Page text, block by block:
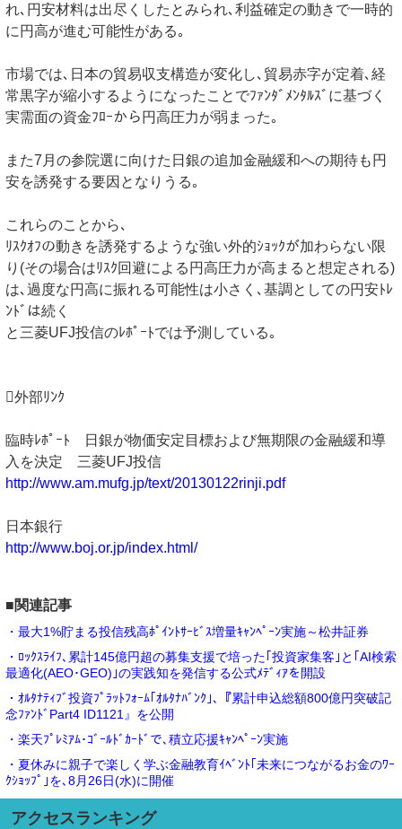
れ､円安材料は出尽くしたとみられ､利益確定の動きで一時的
に円高が進む可能性がある｡
市場では､日本の貿易収支構造が変化し､貿易赤字が定着､経
常黒字が縮小するようになったことでﾌｧﾝﾀﾞﾒﾝﾀﾙｽﾞに基づく
実需面の資金ﾌﾛｰから円高圧力が弱まった｡
また7月の参院選に向けた日銀の追加金融緩和への期待も円
安を誘発する要因となりうる｡
これらのことから､
ﾘｽｸｵﾌの動きを誘発するような強い外的ｼｮｯｸが加わらない限
り(その場合はﾘｽｸ回避による円高圧力が高まると想定される)
は､過度な円高に振れる可能性は小さく､基調としての円安ﾄﾚ
ﾝﾄﾞは続く
と三菱UFJ投信のﾚﾎﾟｰﾄでは予測している｡
外部ﾘﾝｸ
臨時ﾚﾎﾟｰﾄ 日銀が物価安定目標および無期限の金融緩和導
入を決定 三菱UFJ投信
http://www.am.mufg.jp/text/20130122rinji.pdf
日本銀行
http://www.boj.or.jp/index.html/
■関連記事
・最大1%貯まる投信残高ﾎﾟｲﾝﾄｻｰﾋﾞｽ増量ｷｬﾝﾍﾟｰﾝ実施～松井証券
・ﾛｯｸｽﾗｲﾌ､累計145億円超の募集支援で培った｢投資家集客｣と｢AI検索
最適化(AEO･GEO)｣の実践知を発信する公式ﾒﾃﾞｨｱを開設
・ｵﾙﾀﾅﾃｨﾌﾞ投資ﾌﾟﾗｯﾄﾌｫｰﾑ｢ｵﾙﾀﾅﾊﾞﾝｸ｣､『累計申込総額800億円突破記
念ﾌｧﾝﾄﾞPart4 ID1121』を公開
・楽天ﾌﾟﾚﾐｱﾑ･ｺﾞｰﾙﾄﾞｶｰﾄﾞで､積立応援ｷｬﾝﾍﾟｰﾝ実施
・夏休みに親子で楽しく学ぶ金融教育ｲﾍﾞﾝﾄ｢未来につながるお金のﾜｰ
ｸｼｮｯﾌﾟ｣を､8月26日(水)に開催
アクセスランキング